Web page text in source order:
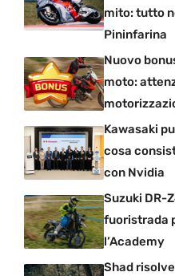
mito: tutto
Pininfarina
Nuovo
moto:
Kawasaki
cosa
con Nvidia
Suzuki DR-
fuoristrada
l’Academy
Shad